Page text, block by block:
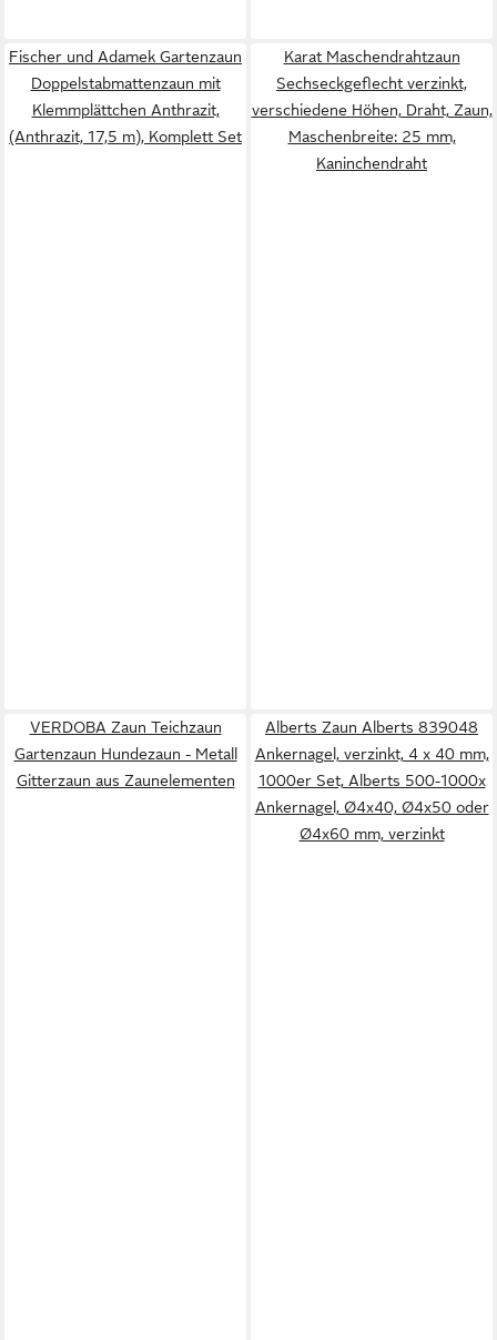
Fischer und Adamek Gartenzaun
Doppelstabmattenzaun mit
Klemmplättchen Anthrazit,
(Anthrazit, 17,5 m), Komplett Set
Karat Maschendrahtzaun
Sechseckgeflecht verzinkt,
verschiedene Höhen, Draht, Zaun,
Maschenbreite: 25 mm,
Kaninchendraht
VERDOBA Zaun Teichzaun
Gartenzaun Hundezaun - Metall
Gitterzaun aus Zaunelementen
Alberts Zaun Alberts 839048
Ankernagel, verzinkt, 4 x 40 mm,
1000er Set, Alberts 500-1000x
Ankernagel, Ø4x40, Ø4x50 oder
Ø4x60 mm, verzinkt